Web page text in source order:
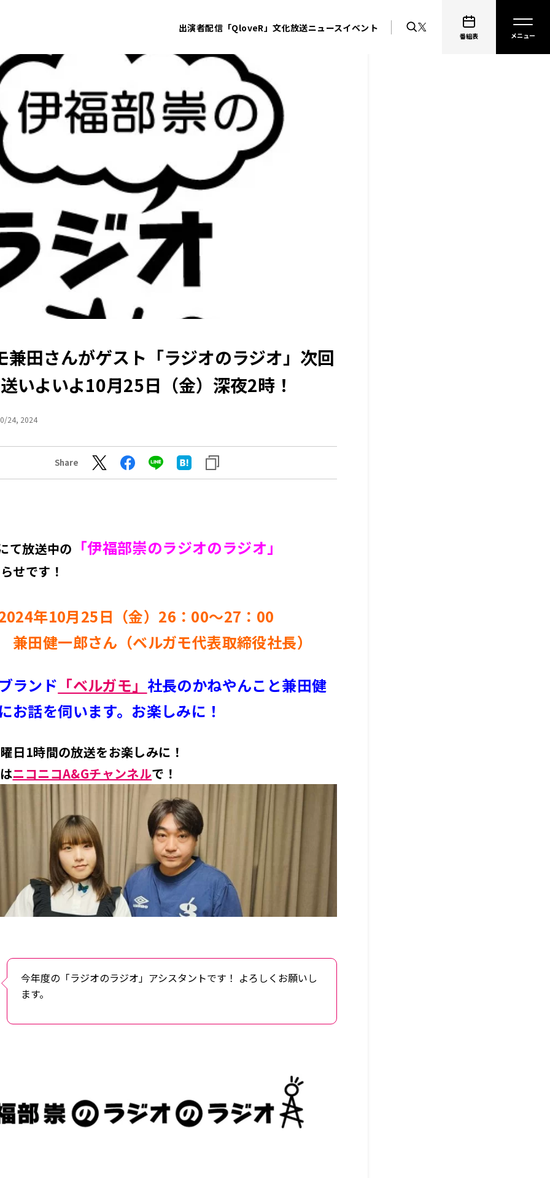
出演者配信「QloveR」文化放送ニュースイベント
番組表
兼田さんがゲスト「ラジオのラジオ」次回
いよいよ10月25日（金）深夜2時！
24, 2024
Share
て放送中の 「伊福部崇のラジオのラジオ」
せです！
年10月25日（金）26：00～27：00
田健一郎さん（ベルガモ代表取締役社長）
ランド 「ベルガモ」 社長のかねやんこと兼田健
お話を伺います。お楽しみに！
日1時間の放送をお楽しみに！
ニコニコA&Gチャンネルで！
今年度の「ラジオのラジオ」アシスタントです！ よろしくお願いし
ます。